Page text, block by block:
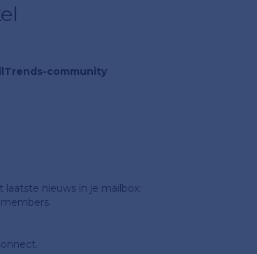
community
laatste nieuws in je mailbox;